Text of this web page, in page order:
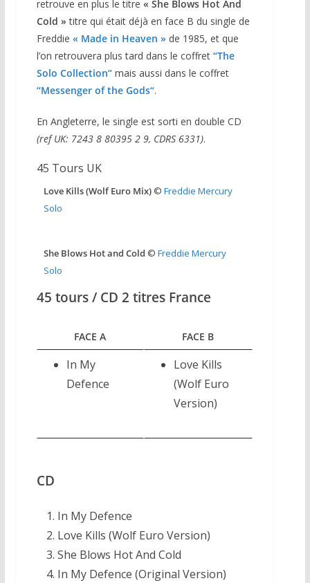
45 Tours UK
retrouve en plus le titre « She Blows Hot And
Cold » titre qui était déjà en face B du single de
Freddie « Made in Heaven » de 1985, et que
l’on retrouvera plus tard dans le coffret “The
Solo Collection“mais aussi dans le coffret
“Messenger of the Gods“.
En Angleterre, le single est sorti en double CD
(ref UK: 7243 8 80395 2 9, CDRS 6331).
Love Kills (Wolf Euro Mix)© Freddie Mercury
Solo
She Blows Hot and Cold © Freddie Mercury
Solo
45 tours / CD 2 titres France
FACE A FACE B
In My
Defence
Love Kills
(Wolf Euro
Version)
CD
In My Defence
Love Kills (Wolf Euro Version)
She Blows Hot And Cold
In My Defence (Original Version)